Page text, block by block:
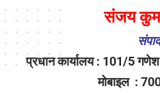
संजय
प्रधान कार्यालय : 101/5
मोबाइल :